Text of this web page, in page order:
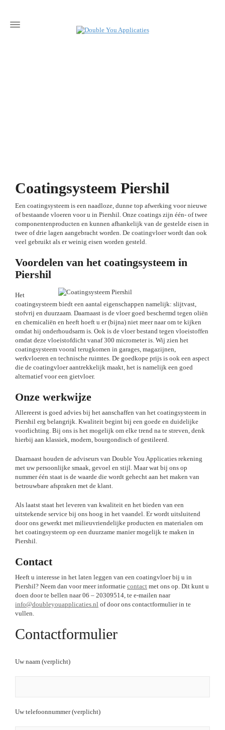
Coatingsysteem Piershil
Een coatingsysteem is een naadloze, dunne top afwerking voor nieuwe
of bestaande vloeren voor u in Piershil. Onze coatings zijn één- of twee
componentenproducten en kunnen afhankelijk van de gestelde eisen in
twee of drie lagen aangebracht worden. De coatingvloer wordt dan ook
veel gebruikt als er weinig eisen worden gesteld.
Voordelen van het coatingsysteem in
Piershil
Het
coatingsysteem biedt een aantal eigenschappen namelijk: slijtvast,
stofvrij en duurzaam. Daarnaast is de vloer goed beschermd tegen oliën
en chemicaliën en heeft hoeft u er (bijna) niet meer naar om te kijken
omdat hij onderhoudsarm is. Ook is de vloer bestand tegen vloeistoffen
omdat deze vloeistofdicht vanaf 300 micrometer is. Wij zien het
coatingsysteem vooral terugkomen in garages, magazijnen,
werkvloeren en technische ruimtes. De goedkope prijs is ook een aspect
die de coatingvloer aantrekkelijk maakt, het is namelijk een goed
alternatief voor een gietvloer.
Onze werkwijze
Allereerst is goed advies bij het aanschaffen van het coatingsysteem in
Piershil erg belangrijk. Kwaliteit begint bij een goede en duidelijke
voorlichting. Bij ons is het mogelijk om elke trend na te streven, denk
hierbij aan klassiek, modern, bourgondisch of gestileerd.
Daarnaast houden de adviseurs van Double You Applicaties rekening
met uw persoonlijke smaak, gevoel en stijl. Maar wat bij ons op
nummer één staat is de waarde die wordt gehecht aan het maken van
betrouwbare afspraken met de klant.
Als laatst staat het leveren van kwaliteit en het bieden van een
uitstekende service bij ons hoog in het vaandel. Er wordt uitsluitend
door ons gewerkt met milieuvriendelijke producten en materialen om
het coatingsysteem op een duurzame manier mogelijk te maken in
Piershil.
Contact
Heeft u interesse in het laten leggen van een coatingvloer bij u in
Piershil? Neem dan voor meer informatie contact met ons op. Dit kunt u
doen door te bellen naar 06 – 20309514, te e-mailen naar
info@doubleyouapplicaties.nl of door ons contactformulier in te
vullen.
Contactformulier
Uw naam (verplicht)
Uw telefoonnummer (verplicht)